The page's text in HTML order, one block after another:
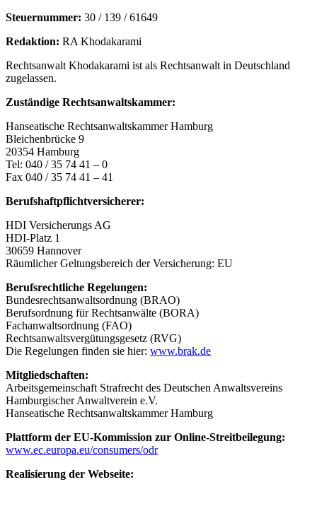
Steuernummer: 30 / 139 / 61649
Redaktion: RA Khodakarami
Rechtsanwalt Khodakarami ist als Rechtsanwalt in Deutschland
zugelassen.
Zuständige Rechtsanwaltskammer:
Hanseatische Rechtsanwaltskammer Hamburg
Bleichenbrücke 9
20354 Hamburg
Tel: 040 / 35 74 41 – 0
Fax 040 / 35 74 41 – 41
Berufshaftpflichtversicherer:
HDI Versicherungs AG
HDI-Platz 1
30659 Hannover
Räumlicher Geltungsbereich der Versicherung: EU
Berufsrechtliche Regelungen:
Bundesrechtsanwaltsordnung (BRAO)
Berufsordnung für Rechtsanwälte (BORA)
Fachanwaltsordnung (FAO)
Rechtsanwaltsvergütungsgesetz (RVG)
Die Regelungen finden sie hier: www.brak.de
Mitgliedschaften:
Arbeitsgemeinschaft Strafrecht des Deutschen Anwaltsvereins
Hamburgischer Anwaltverein e.V.
Hanseatische Rechtsanwaltskammer Hamburg
Plattform der EU-Kommission zur Online-Streitbeilegung:
www.ec.europa.eu/consumers/odr
Realisierung der Webseite: